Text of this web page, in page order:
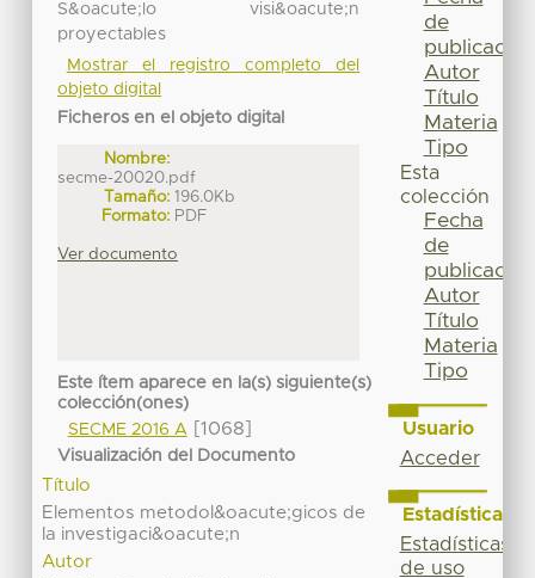
S&oacute;lo visi&oacute;n
proyectables
Mostrar el registro completo del
objeto digital
Ficheros en el objeto digital
Nombre:
secme-20020.pdf
Tamaño: 196.0Kb
Formato: PDF
Ver documento
Este ítem aparece en la(s) siguiente(s)
colección(ones)
SECME 2016 A[1068]
Visualización del Documento
Título
Elementos metodol&oacute;gicos de
la investigaci&oacute;n
Autor
de
publicación
Autor
Título
Materia
Tipo
Esta
colección
Fecha
de
publicación
Autor
Título
Materia
Tipo
Usuario
Acceder
Estadísticas
Estadísticas
de uso